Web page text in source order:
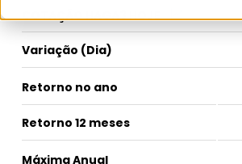
COTAÇÃO HAGA3 HOJE
Variação (Dia)
Retorno no ano
Retorno 12 meses
Máxima Anual